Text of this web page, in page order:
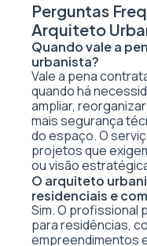
Perguntas
Arquiteto
Quando vale a
urbanista?
Vale a pena
quando há
ampliar,
mais segurança
do espaço. O
projetos que
ou visão
O arquiteto
residenciais e
Sim. O profissional
para residências,
empreendimentos